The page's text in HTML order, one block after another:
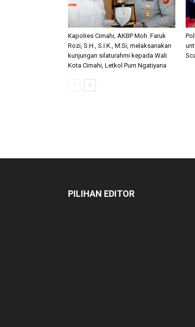
Kapolres Cimahi, AKBP Moh. Faruk
Rozi, S.H., S.I.K., M.Si, melaksanakan
kunjungan silaturahmi kepada Wali
Kota Cimahi, Letkol Purn Ngatiyana
PILIHAN EDITOR